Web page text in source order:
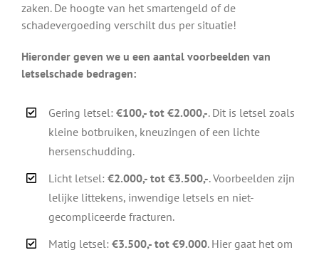
zaken. De hoogte van het smartengeld of de
schadevergoeding verschilt dus per situatie!
Hieronder geven we u een aantal voorbeelden van
letselschade bedragen:
Gering letsel:€100,- tot €2.000,-. Dit is letsel zoals
kleine botbruiken, kneuzingen of een lichte
hersenschudding.
Licht letsel:€2.000,- tot €3.500,-. Voorbeelden zijn
lelijke littekens, inwendige letsels en niet-
gecompliceerde fracturen.
Matig letsel:€3.500,- tot €9.000. Hier gaat het om